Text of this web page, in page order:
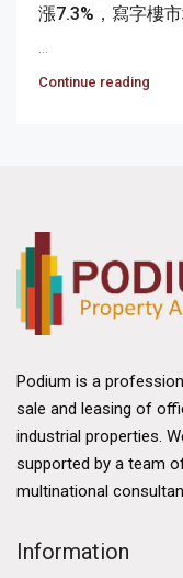
漲7.3%，寫字樓
...
Continue reading
Podium is a
sale and leasing of
industrial properties.
supported by a team
multinational
Information